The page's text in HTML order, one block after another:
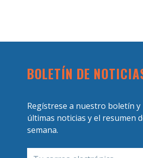
BOLETÍN DE
Regístrese a nuestro boletín y
últimas noticias y el resumen
semana.